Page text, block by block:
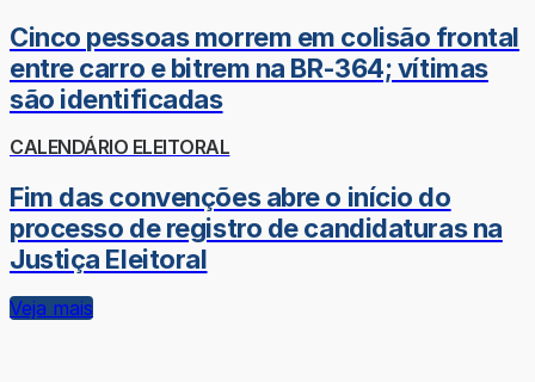
Cinco pessoas morrem em colisão frontal
entre carro e bitrem na BR-364; vítimas
são identificadas
CALENDÁRIO ELEITORAL
Fim das convenções abre o início do
processo de registro de candidaturas na
Justiça Eleitoral
Veja mais